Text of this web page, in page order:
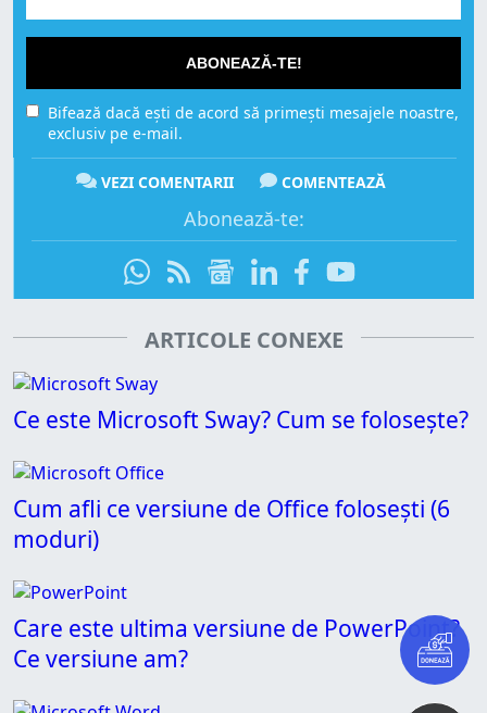
ABONEAZĂ-TE!
Bifează dacă ești de acord să primești mesajele noastre,
exclusiv pe e-mail.
VEZI COMENTARII COMENTEAZĂ
Abonează-te:
ARTICOLE CONEXE
Ce este Microsoft Sway? Cum se folosește?
Cum afli ce versiune de Office folosești (6
moduri)
Care este ultima versiune de PowerPoint?
Ce versiune am?